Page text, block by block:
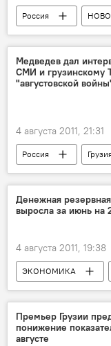
Россия
Медведев дал
СМИ и грузинскому
"августовской
4 августа 2011, 21:31
Россия
Денежная
выросла за июнь на
4 августа 2011, 19:38
ЭКОНОМИКА
Премьер Грузии
понижение
августе